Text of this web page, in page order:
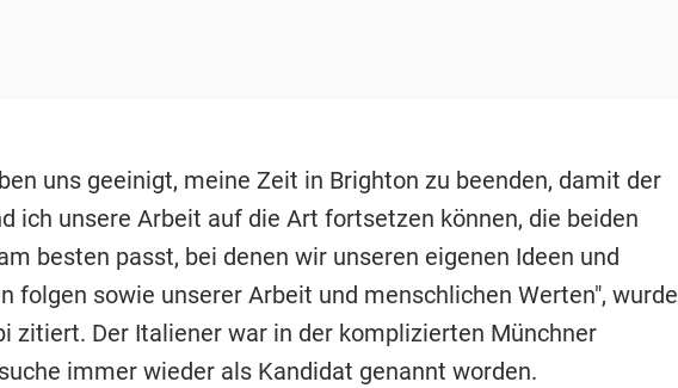
uns geeinigt, meine Zeit in Brighton zu beenden, damit der
ich unsere Arbeit auf die Art fortsetzen können, die beiden
besten passt, bei denen wir unseren eigenen Ideen und
folgen sowie unserer Arbeit und menschlichen Werten", wurde
zitiert. Der Italiener war in der komplizierten Münchner
immer wieder als Kandidat genannt worden.